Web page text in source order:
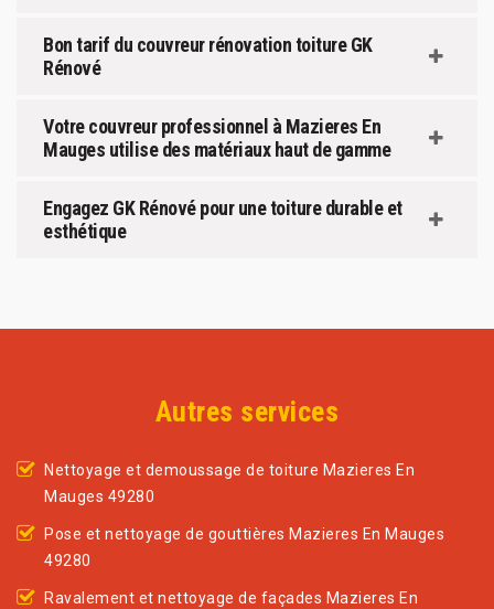
Bon tarif du couvreur rénovation toiture GK
Rénové
Votre couvreur professionnel à Mazieres En
Mauges utilise des matériaux haut de gamme
Engagez GK Rénové pour une toiture durable et
esthétique
Autres services
Nettoyage et demoussage de toiture Mazieres En
Mauges 49280
Pose et nettoyage de gouttières Mazieres En Mauges
49280
Ravalement et nettoyage de façades Mazieres En